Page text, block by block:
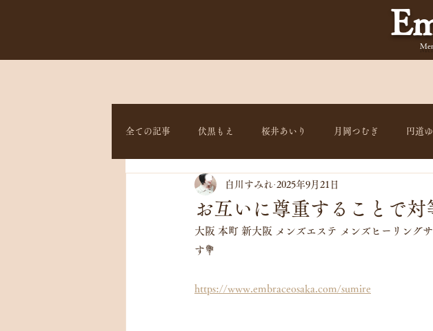
全ての記事 伏黒もえ 桜井あいり 月岡つむぎ 円道ゆ
お互いに尊重することで対
白川すみれ 2025年9月21日
大阪 本町 新大阪 メンズエステ メンズヒーリング
す💐
https://www.embraceosaka.com/sumire